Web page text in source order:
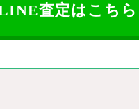
査定はこちら